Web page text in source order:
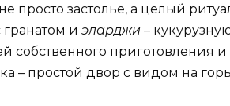
просто застолье, а целый
и эларджи –
собственного приготовления и
– простой двор с видом на